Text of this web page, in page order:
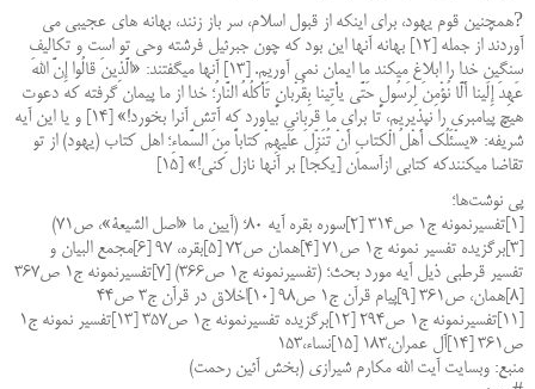
?همچنین قوم یهود، براى اینکه از قبول اسلام، سر باز زنند، بهانه هاى عجیبى مى
آوردند از جمله [۱۲] بهانه آنها این بود که چون جبرئیل فرشته وحى تو است و تکالیف
سنگین خدا را ابلاغ میکند ما ایمان نمى آوریم. [۱۳] آنها میگفتند: «الَّذِینَ قالُوا إِنَّ اللهَ
عَهِدَ إِلَینا أَلَّا نُؤْمِنَ لِرَسُولٍ حَتَّى یأْتِینا بِقُرْبانٍ تَأْکلُهُ النَّارُ؛ خدا از ما پیمان گرفته که دعوت
هیچ پیامبرى را نپذیریم، تا براى ما قربانى بیاورد که آتش آنرا بخورد!» [۱۴] و یا این آیه
شریفه: «یسْئَلُک أَهْلُ الْکتابِ أَنْ تُنَزِّلَ عَلَیهِمْ کتاباً مِنَ السَّماءِ؛ اهل کتاب (یهود) از تو
تقاضا ميکنندکه کتابى ازآسمان [یکجا] بر آنها نازل کنى!» [۱۵]
پی نوشت‌ها؛
[۱]تفسیرنمونه ج‏۱ ص۳۱۴ [۲]سوره بقره آیه ۸۰؛ (آیین ما «اصل الشیعة»، ص۷۱)
[۳]برگزیده تفسیر نمونه ج‏۱ ص۷۱ [۴]همان ص۷۲ [۵]بقره، ۹۷ [۶]مجمع البیان و
تفسیر قرطبى ذیل آیه مورد بحث؛ (تفسیرنمونه ج‏۱ ص۳۶۶) [۷]تفسیرنمونه ج‏۱ ص۳۶۷
[۸]همان، ص۳۶۱ [۹]پیام قرآن ج‏۱ ص۹۸ [۱۰]اخلاق در قرآن ج‏۳ ص۴۴
[۱۱]تفسیرنمونه ج‏۱ ص۲۹۴ [۱۲]برگزیده تفسیرنمونه ج‏۱ ص۳۵۷ [۱۳]تفسیر نمونه ج‏۱
ص۳۶۱ [۱۴]آل عمران،۱۸۳ [۱۵]نساء،۱۵۳
منبع: وبسایت آیت الله مکارم شیرازی (بخش آئین رحمت)